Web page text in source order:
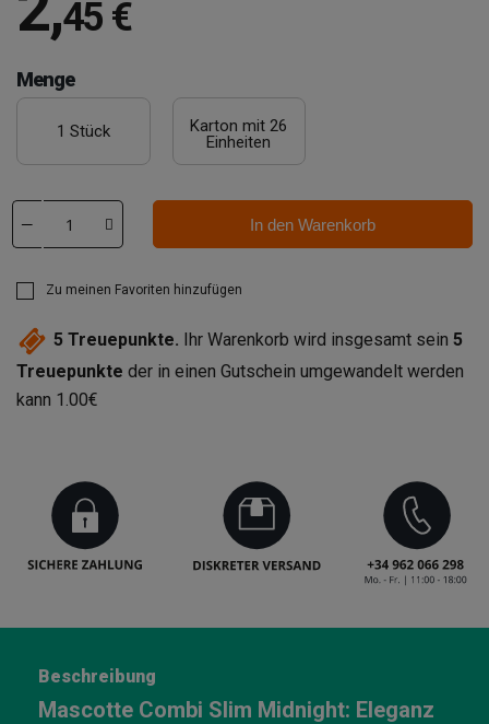
45 €
Menge
1 Stück
Karton mit 26
Einheiten
In den Warenkorb
Zu meinen Favoriten hinzufügen
5 Treuepunkte. Ihr Warenkorb wird insgesamt sein 5
Treuepunkte der in einen Gutschein umgewandelt werden
kann 1.00€
Beschreibung
Mascotte Combi Slim Midnight: Eleganz